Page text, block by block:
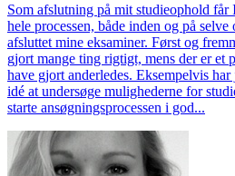
Som afslutning på mit studieophold får
hele processen, både inden og på
afsluttet mine eksaminer. Først og
gjort mange ting rigtigt, mens der er et
have gjort anderledes. Eksempelvis
idé at undersøge mulighederne for
starte ansøgningsprocessen i god...